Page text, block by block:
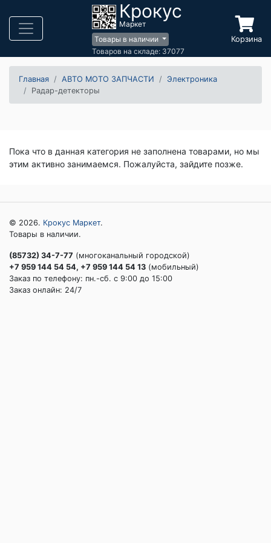
Крокус
Маркет
Товары в наличии
Товаров на складе: 37077
Корзина
Главная АВТО МОТО ЗАПЧАСТИ
Электроника
Радар-детекторы
Пока что в данная категория не заполнена товарами, но мы
этим активно занимаемся. Пожалуйста, зайдите позже.
© 2026. Крокус Маркет.
Товары в наличии.
(85732) 34-7-77 (многоканальный городской)
+7 959 144 54 54, +7 959 144 54 13 (мобильный)
Заказ по телефону: пн.-сб. c 9:00 до 15:00
Заказ онлайн: 24/7